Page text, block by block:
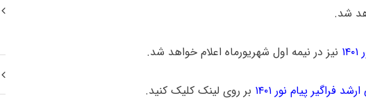
نیز در نیمه اول شهریورماه اعلام خواهد شد.
فراگیر پیام نور ۱۴۰۱ بر روی لینک کلیک کنید.